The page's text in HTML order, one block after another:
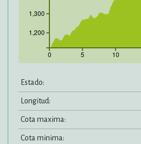
0 5 10
1,200
1,300
Estado:
Longitud:
Cota maxima:
Cota minima: